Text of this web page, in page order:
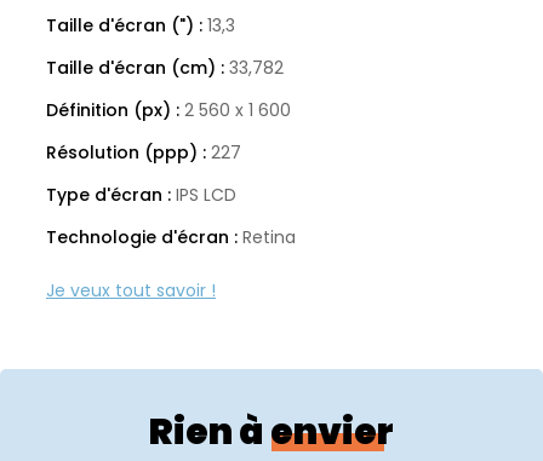
Taille d'écran (") : 13,3
Taille d'écran (cm) : 33,782
Définition (px) : 2 560 x 1 600
Résolution (ppp) : 227
Type d'écran : IPS LCD
Technologie d'écran : Retina
Ratio écran :
Bureautique et Multimédia
Rien à envier